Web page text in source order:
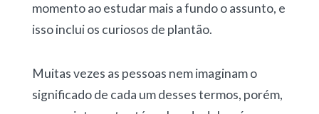
momento ao estudar mais a fundo o assunto, e
isso inclui os curiosos de plantão.
Muitas vezes as pessoas nem imaginam o
significado de cada um desses termos, porém,